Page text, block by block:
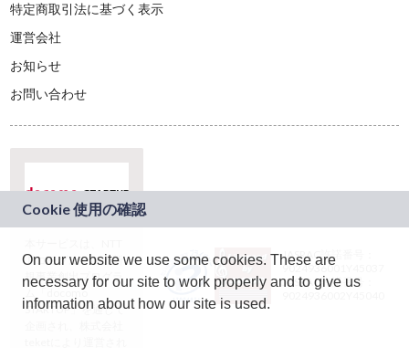
特定商取引法に基づく表示
運営会社
お知らせ
お問い合わせ
ドコモグループの新
規事業創出プログラ
ム「docomo
STARTUP」を通じて
JASRAC許諾番号：
9024936001Y45037
JASRAC許諾番号：
On our website we use some cookies. These are
necessary for our site to work properly and to give us
information about how our site is used.